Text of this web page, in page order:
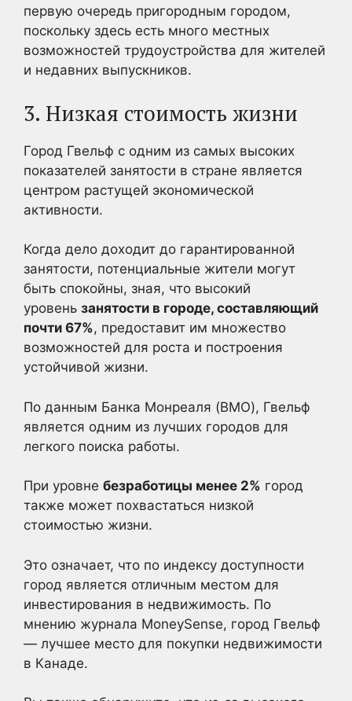
первую очередь пригородным городом,
поскольку здесь есть много местных
возможностей трудоустройства для жителей
и недавних выпускников.
3. Низкая стоимость жизни
Город Гвельф с одним из самых высоких
показателей занятости в стране является
центром растущей экономической
активности.
Когда дело доходит до гарантированной
занятости, потенциальные жители могут
быть спокойны, зная, что высокий
уровень занятости в городе, составляющий
почти 67%, предоставит им множество
возможностей для роста и построения
устойчивой жизни.
По данным Банка Монреаля (BMO), Гвельф
является одним из лучших городов для
легкого поиска работы.
При уровне безработицы менее 2% город
также может похвастаться низкой
стоимостью жизни.
Это означает, что по индексу доступности
город является отличным местом для
инвестирования в недвижимость. По
мнению журнала MoneySense, город Гвельф
— лучшее место для покупки недвижимости
в Канаде.